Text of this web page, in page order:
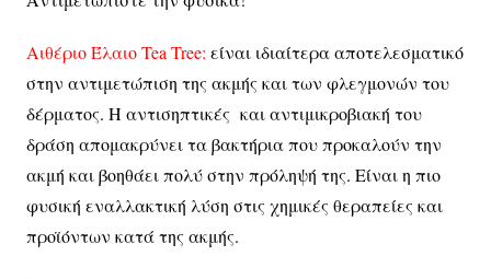
Αιθέριο Έλαιο Tea Tree: είναι ιδιαίτερα αποτελεσματικό
στην αντιμετώπιση της ακμής και των φλεγμονών του
δέρματος. Η αντισηπτικές και αντιμικροβιακή του
δράση απομακρύνει τα βακτήρια που προκαλούν την
ακμή και βοηθάει πολύ στην πρόληψή της. Είναι η πιο
φυσική εναλλακτική λύση στις χημικές θεραπείες και
προϊόντων κατά της ακμής.